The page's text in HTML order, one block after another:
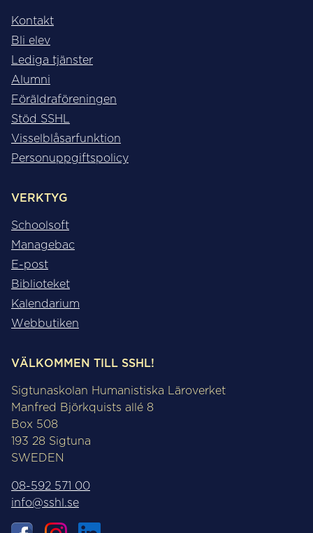
Kontakt
Bli elev
Lediga tjänster
Alumni
Föräldraföreningen
Stöd SSHL
Visselblåsarfunktion
Personuppgiftspolicy
VERKTYG
Schoolsoft
Managebac
E-post
Biblioteket
Kalendarium
Webbutiken
VÄLKOMMEN TILL SSHL!
Sigtunaskolan Humanistiska Läroverket
Manfred Björkquists allé 8
Box 508
193 28 Sigtuna
SWEDEN
08-592 571 00
info@sshl.se